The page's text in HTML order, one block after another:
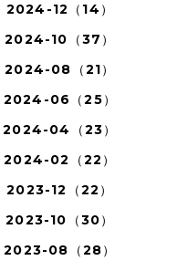
2024-12（14）
2024-10（37）
2024-08（21）
2024-06（25）
2024-04（23）
2024-02（22）
2023-12（22）
2023-10（30）
2023-08（28）